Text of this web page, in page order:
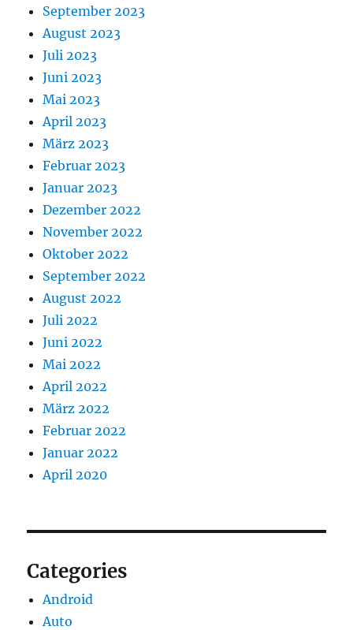
September 2023
August 2023
Juli 2023
Juni 2023
Mai 2023
April 2023
März 2023
Februar 2023
Januar 2023
Dezember 2022
November 2022
Oktober 2022
September 2022
August 2022
Juli 2022
Juni 2022
Mai 2022
April 2022
März 2022
Februar 2022
Januar 2022
April 2020
Categories
Android
Auto